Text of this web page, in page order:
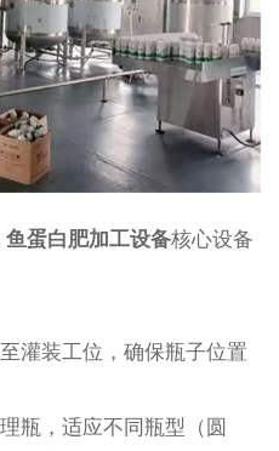
蛋白肥加工设备核心设备
灌装工位，确保瓶子位置
瓶，适应不同瓶型（圆